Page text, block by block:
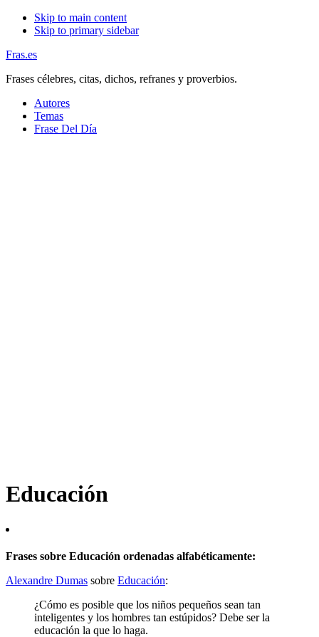
Skip to main content
Skip to primary sidebar
Fras.es
Frases célebres, citas, dichos, refranes y proverbios.
Autores
Temas
Frase Del Día
Educación
Frases sobre Educación ordenadas alfabéticamente:
Alexandre Dumas sobre Educación:
¿Cómo es posible que los niños pequeños sean tan
inteligentes y los hombres tan estúpidos? Debe ser la
educación la que lo haga.